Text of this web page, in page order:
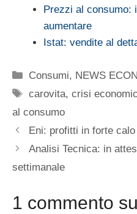
Prezzi al consumo:
aumentare
Istat: vendite al
Categorie
Consumi, NEWS
Tag
carovita,crisi
al consumo
Eni: profitti in forte
Analisi Tecnica: in
settimanale
1 commento